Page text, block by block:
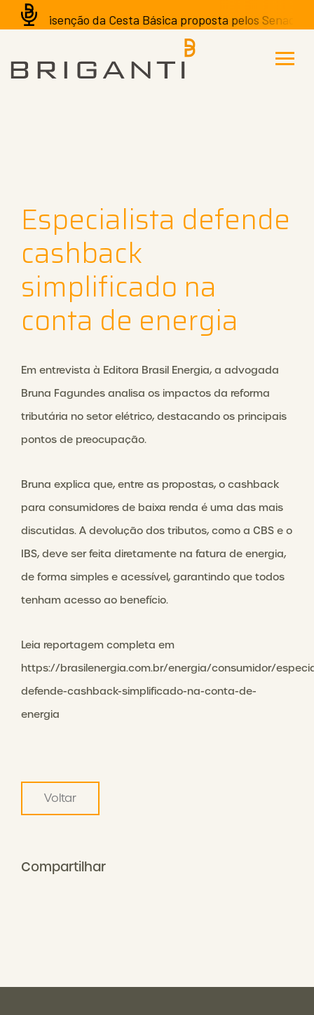
A isenção da Cesta Básica proposta pelos
Especialista defende
cashback
simplificado na
conta de energia
Em entrevista à Editora Brasil Energia, a advogada
Bruna Fagundes analisa os impactos da reforma
tributária no setor elétrico, destacando os principais
pontos de preocupação.
Bruna explica que, entre as propostas, o cashback
para consumidores de baixa renda é uma das mais
discutidas. A devolução dos tributos, como a CBS e o
IBS, deve ser feita diretamente na fatura de energia,
de forma simples e acessível, garantindo que todos
tenham acesso ao benefício.
Leia reportagem completa em
https://brasilenergia.com.br/energia/consumidor/
defende-cashback-simplificado-na-conta-de-
energia
Voltar
Compartilhar